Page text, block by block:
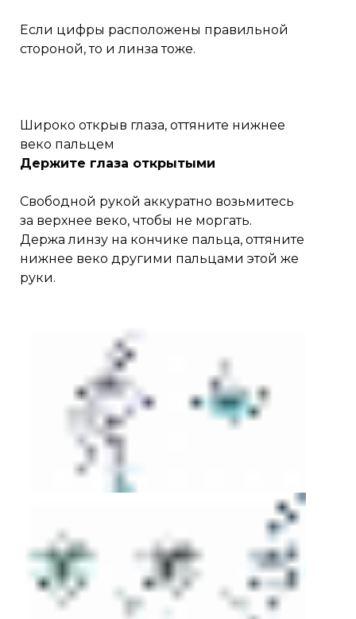
Если цифры расположены правильной
стороной, то и линза тоже.
Широко открыв глаза, оттяните нижнее
веко пальцем
Держите глаза открытыми
Свободной рукой аккуратно возьмитесь
за верхнее веко, чтобы не моргать.
Держа линзу на кончике пальца, оттяните
нижнее веко другими пальцами этой же
руки.